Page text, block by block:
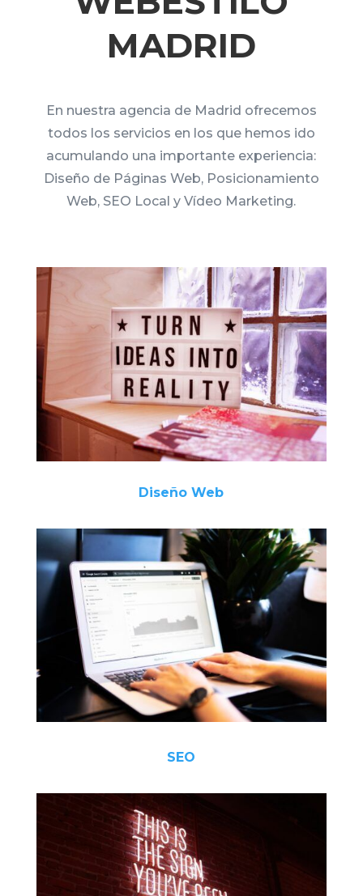
MADRID
En nuestra agencia de Madrid ofrecemos
todos los servicios en los que hemos ido
acumulando una importante experiencia:
Diseño de Páginas Web, Posicionamiento
Web, SEO Local y Vídeo Marketing.
Diseño Web
SEO